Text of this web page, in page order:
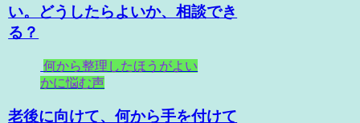
い。どうしたらよいか、相談でき
る？
何から整理したほうがよい
かに悩む声
老後に向けて、何から手を付けて